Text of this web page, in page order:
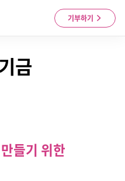
기부하기
금
들기 위한